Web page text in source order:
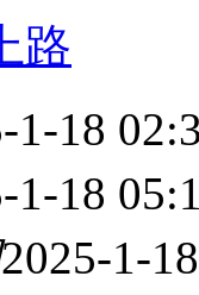
路
1-18
1-18
2025-1-